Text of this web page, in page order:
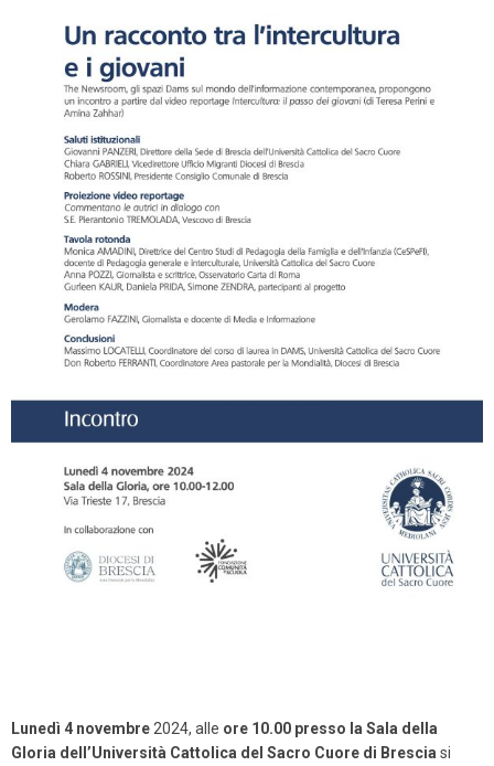
Lunedì 4 novembre 2024, alle ore 10.00 presso la Sala della
Gloria dell’Università Cattolica del Sacro Cuore di Brescia si